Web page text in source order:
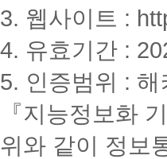
3. 웹사이트 :
4. 유효기간 :
5. 인증범위 :
『지능정보화
위와 같이 정보